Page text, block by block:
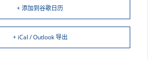
+ 添加到谷歌日历
+ iCal / Outlook 导出